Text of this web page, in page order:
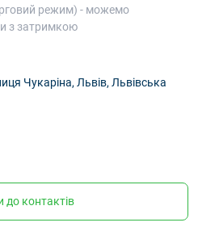
режим) - можемо
з затримкою
Чукаріна, Львів, Львівська
до контактів